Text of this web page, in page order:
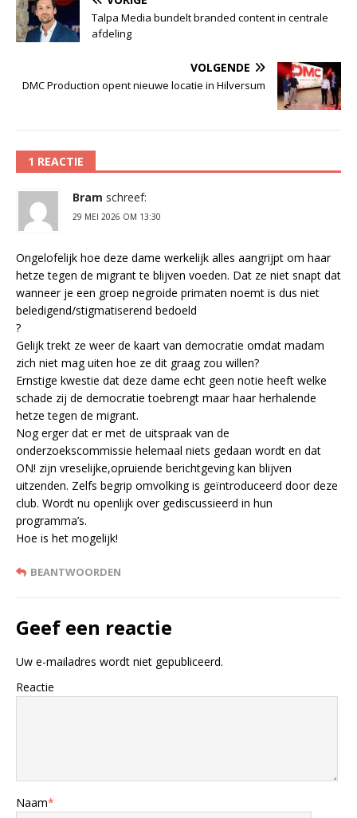
Talpa Media bundelt branded content in centrale
afdeling
VOLGENDE
DMC Production opent nieuwe locatie in Hilversum
1 REACTIE
Bram schreef:
29 MEI 2026 OM 13:30
Ongelofelijk hoe deze dame werkelijk alles aangrijpt om haar
hetze tegen de migrant te blijven voeden. Dat ze niet snapt dat
wanneer je een groep negroide primaten noemt is dus niet
beledigend/stigmatiserend bedoeld
?
Gelijk trekt ze weer de kaart van democratie omdat madam
zich niet mag uiten hoe ze dit graag zou willen?
Ernstige kwestie dat deze dame echt geen notie heeft welke
schade zij de democratie toebrengt maar haar herhalende
hetze tegen de migrant.
Nog erger dat er met de uitspraak van de
onderzoekscommissie helemaal niets gedaan wordt en dat
ON! zijn vreselijke,opruiende berichtgeving kan blijven
uitzenden. Zelfs begrip omvolking is geïntroduceerd door deze
club. Wordt nu openlijk over gediscussieerd in hun
programma’s.
Hoe is het mogelijk!
BEANTWOORDEN
Geef een reactie
Uw e-mailadres wordt niet gepubliceerd.
Reactie
Naam*